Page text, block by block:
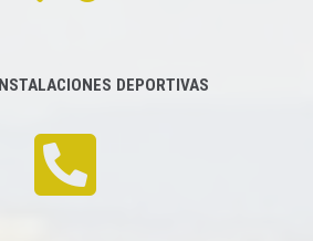
DEPORTIVAS